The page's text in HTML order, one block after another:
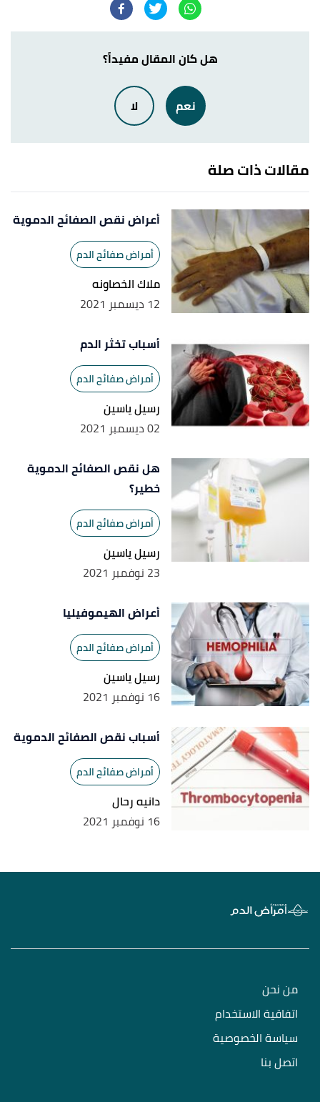
Retrieved 5/7/2023. Edited.
↑
"peripheral-artery-disease"
,
my.clevelandclinic.org/, Retrieved 5/7/2023. Edited.
"Treatment options for peripheral artery
www.medicalnewstoday.com
www.mayoclinic.org
Retrieved 5/7/2023. Edited.
↑
"peripheral-artery-disease"
,www.nhlbi.nih.gov/,
Retrieved 5/7/2023. Edited.
هل كان المقال مفيداً؟
نعم لا
مقالات ذات صلة
أعراض نقص الصفائح الدموية
أمراض صفائح الدم
ملاك الخصاونه
12 ديسمبر 2021
أسباب تخثر الدم
أمراض صفائح الدم
رسيل ياسين
02 ديسمبر 2021
هل نقص الصفائح الدموية
خطير؟
أمراض صفائح الدم
رسيل ياسين
23 نوفمبر 2021
أعراض الهيموفيليا
أمراض صفائح الدم
رسيل ياسين
16 نوفمبر 2021
أسباب نقص الصفائح الدموية
أمراض صفائح الدم
دانيه رحال
16 نوفمبر 2021
من نحن
اتفاقية الاستخدام
سياسة الخصوصية
اتصل بنا